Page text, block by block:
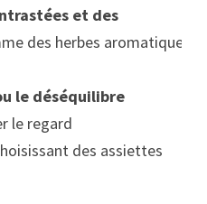
et des
des herbes aromatiques
le déséquilibre
le regard
des assiettes